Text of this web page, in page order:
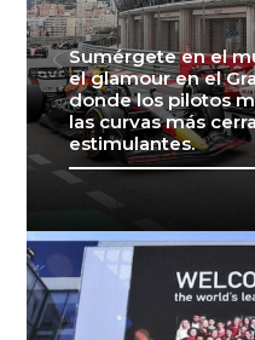
Sumérgete en el
el glamour en el
donde los pilotos
las curvas más
estimulantes.